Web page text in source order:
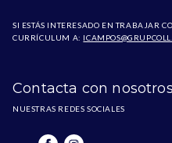
SI ESTÁS INTERESADO EN TRABAJAR
CURRÍCULUM A:
Contacta con nosotros
NUESTRAS REDES SOCIALES